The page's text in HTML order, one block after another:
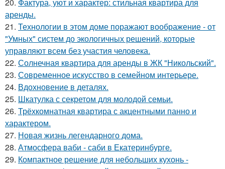
аренды.
21. Технологии в этом доме поражают воображение - от
"Умных" систем до экологичных решений, которые
управляют всем без участия человека.
22. Солнечная квартира для аренды в ЖК "Никольский".
23. Современное искусство в семейном интерьере.
24. Вдохновение в деталях.
25. Шкатулка с секретом для молодой семьи.
26. Трёхкомнатная квартира с акцентными панно и
характером.
27. Новая жизнь легендарного дома.
28. Атмосфера ваби - саби в Екатеринбурге.
29. Компактное решение для небольших кухонь -